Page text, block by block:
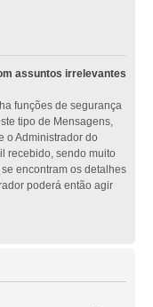
assuntos irrelevantes
funções de segurança
tipo de Mensagens,
o Administrador do
recebido, sendo muito
encontram os detalhes
poderá então agir